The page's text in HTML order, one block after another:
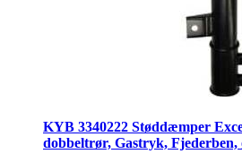
KYB 3340222 Støddæmper
dobbeltrør, Gastryk, Fjederben,